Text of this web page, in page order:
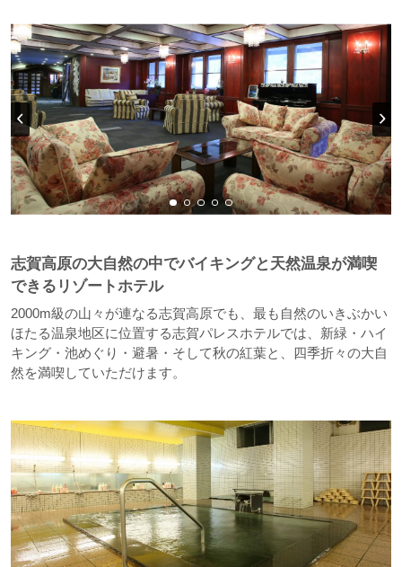
志賀高原の大自然の中でバイキングと天然温泉が満喫
できるリゾートホテル
2000m級の山々が連なる志賀高原でも、最も自然のいきぶかい
ほたる温泉地区に位置する志賀パレスホテルでは、新緑・ハイ
キング・池めぐり・避暑・そして秋の紅葉と、四季折々の大自
然を満喫していただけます。